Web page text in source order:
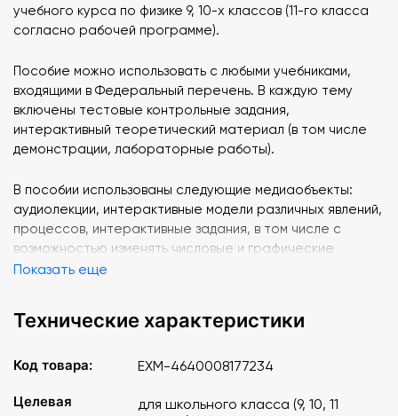
учебного курса по физике 9, 10-х классов (11-го класса
согласно рабочей программе).
Пособие можно использовать с любыми учебниками,
входящими в Федеральный перечень. В каждую тему
включены тестовые контрольные задания,
интерактивный теоретический материал (в том числе
демонстрации, лабораторные работы).
В пособии использованы следующие медиаобъекты:
аудиолекции, интерактивные модели различных явлений,
процессов, интерактивные задания, в том числе с
возможностью изменять числовые и графические
параметры.
пособий «Наглядная физика. Механические колебания и
последовательности курса с возможностью включить
пособия.
Показать еще
Технические характеристики
Код товара: EXM-4640008177234
Целевая
для школьного класса (9, 10, 11